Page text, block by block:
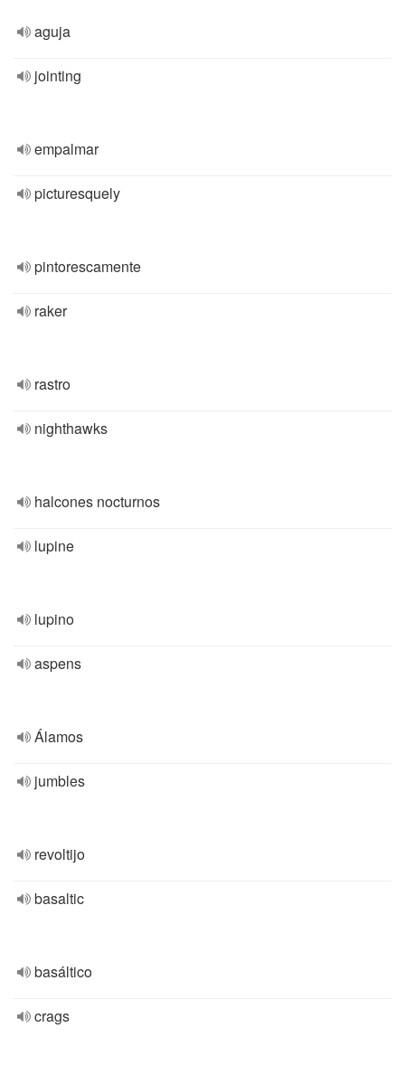
aguja
jointing
empalmar
picturesquely
pintorescamente
raker
rastro
nighthawks
halcones nocturnos
lupine
lupino
aspens
Álamos
jumbles
revoltijo
basaltic
basáltico
crags